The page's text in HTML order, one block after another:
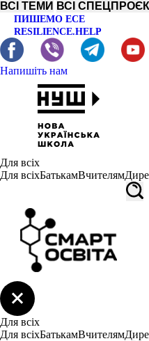
ВСІ ТЕМИ ВСІ
ПИШЕМО ЕСЕ
RESILIENCE.HELP
Напишіть нам
Для всіх
Для всіхБатькамВчителям
Для всіх
Для всіхБатькамВчителям